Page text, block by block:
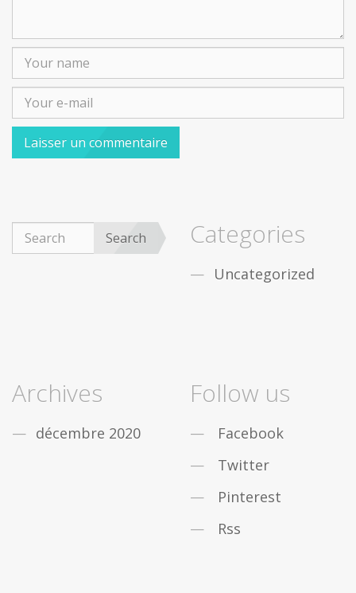
Search Categories
Uncategorized
Archives
décembre 2020
Follow us
Facebook
Twitter
Pinterest
Rss